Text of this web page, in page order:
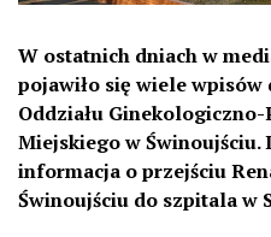
W ostatnich dniach w
pojawiło się wiele wpisów
Oddziału
Miejskiego w Świnoujściu.
informacja o przejściu
Świnoujściu do szpitala w